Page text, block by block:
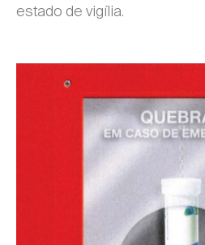
estado de vigília.